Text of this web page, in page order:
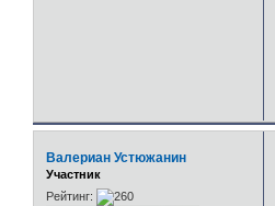
Валериан Устюжанин
Участник
Рейтинг: